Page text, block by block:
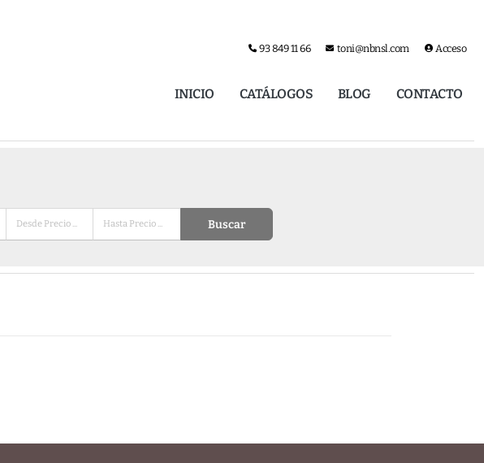
93 849 11 66 toni@nbnsl.com Acceso
INICIO CATÁLOGOS BLOG CONTACTO
Buscar